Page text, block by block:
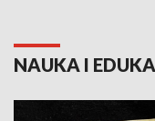
NAUKA I